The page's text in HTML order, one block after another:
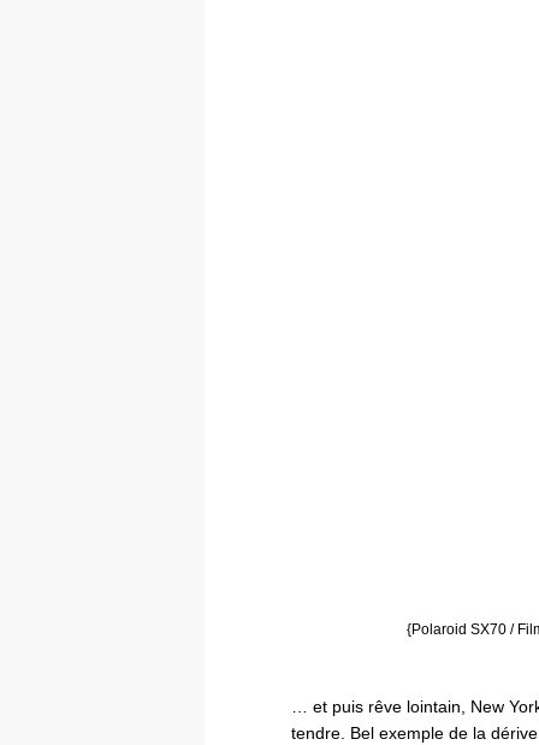
{Polaroid SX70 /
… et puis rêve lointain, New
tendre. Bel exemple de la